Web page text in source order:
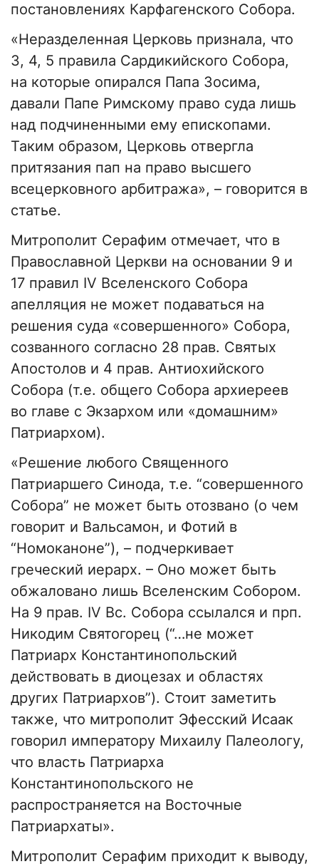
постановлениях Карфагенского Собора.
«Неразделенная Церковь признала, что
3, 4, 5 правила Сардикийского Собора,
на которые опирался Папа Зосима,
давали Папе Римскому право суда лишь
над подчиненными ему епископами.
Таким образом, Церковь отвергла
притязания пап на право высшего
всецерковного арбитража», – говорится в
статье.
Митрополит Серафим отмечает, что в
Православной Церкви на основании 9 и
17 правил IV Вселенского Собора
апелляция не может подаваться на
решения суда «совершенного» Собора,
созванного согласно 28 прав. Святых
Апостолов и 4 прав. Антиохийского
Собора (т.е. общего Собора архиереев
во главе с Экзархом или «домашним»
Патриархом).
«Решение любого Священного
Патриаршего Синода, т.е. “совершенного
Собора” не может быть отозвано (о чем
говорит и Вальсамон, и Фотий в
“Номоканоне”), – подчеркивает
греческий иерарх. – Оно может быть
обжаловано лишь Вселенским Собором.
На 9 прав. IV Вс. Собора ссылался и прп.
Никодим Святогорец (“…не может
Патриарх Константинопольский
действовать в диоцезах и областях
других Патриархов”). Стоит заметить
также, что митрополит Эфесский Исаак
говорил императору Михаилу Палеологу,
что власть Патриарха
Константинопольского не
распространяется на Восточные
Патриархаты».
Митрополит Серафим приходит к выводу,